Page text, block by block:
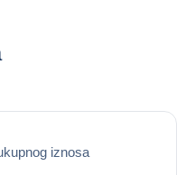
iznosa